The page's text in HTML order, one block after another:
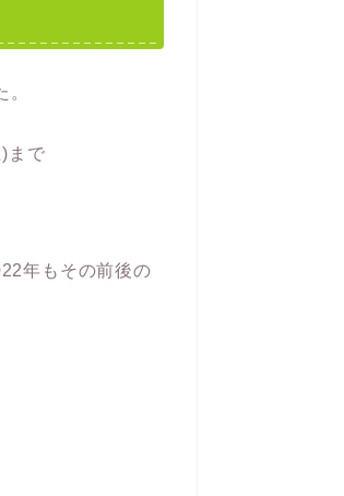
まで
年もその前後の